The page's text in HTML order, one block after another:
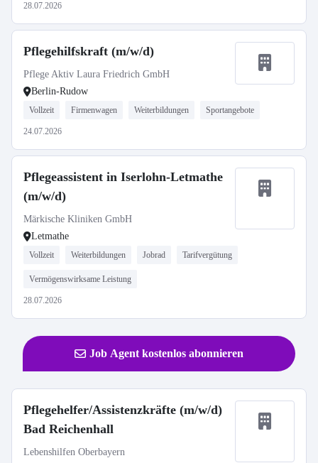
28.07.2026
Pflegehilfskraft (m/w/d)
Pflege Aktiv Laura Friedrich GmbH
Berlin-Rudow
Vollzeit Firmenwagen Weiterbildungen Sportangebote
24.07.2026
Pflegeassistent in Iserlohn-Letmathe
(m/w/d)
Märkische Kliniken GmbH
Letmathe
Vollzeit Weiterbildungen Jobrad Tarifvergütung
Vermögenswirksame Leistung
28.07.2026
Job Agent kostenlos abonnieren
Pflegehelfer/Assistenzkräfte (m/w/d)
Bad Reichenhall
Lebenshilfen Oberbayern